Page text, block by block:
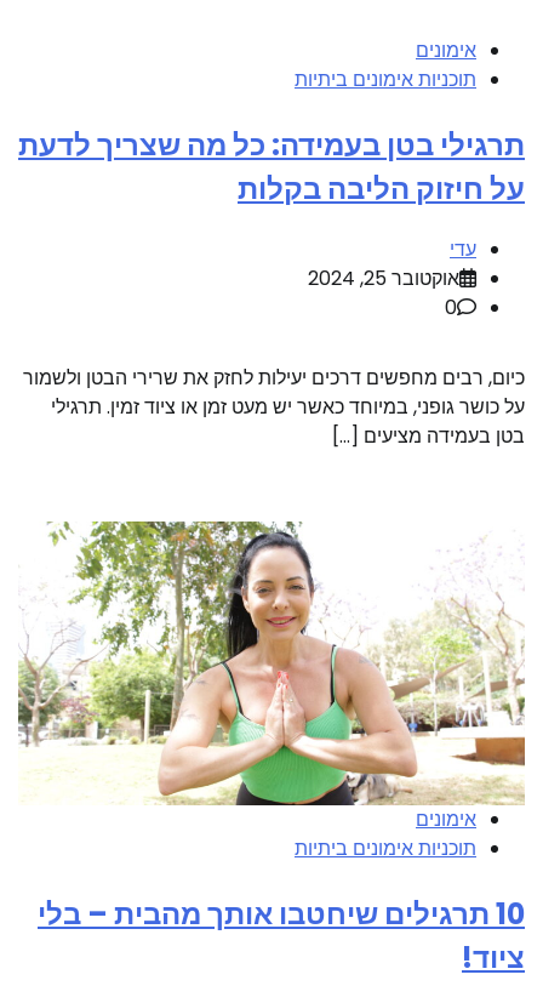
אימונים
תוכניות אימונים ביתיות
תרגילי בטן בעמידה: כל מה שצריך לדעת
על חיזוק הליבה בקלות
עדי
אוקטובר 25, 2024
0
כיום, רבים מחפשים דרכים יעילות לחזק את שרירי הבטן ולשמור
על כושר גופני, במיוחד כאשר יש מעט זמן או ציוד זמין. תרגילי
בטן בעמידה מציעים […]
אימונים
תוכניות אימונים ביתיות
10 תרגילים שיחטבו אותך מהבית – בלי
ציוד!